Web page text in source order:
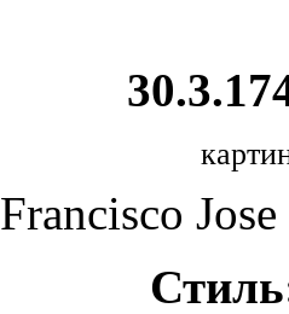
Francisco